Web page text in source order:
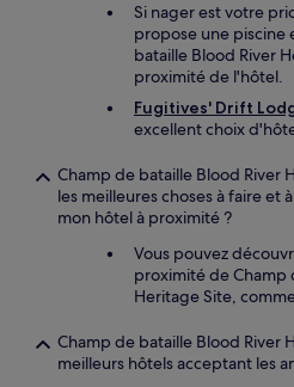
Si nager est votre
propose une piscine
bataille Blood River
proximité de l'hôtel.
Fugitives' Drift
excellent choix
Champ de bataille Blood River
les meilleures choses à faire et
mon hôtel à proximité ?
Vous pouvez
proximité de Champ
Heritage Site,
Champ de bataille Blood River
meilleurs hôtels acceptant les